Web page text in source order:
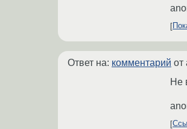
Ответ на: комментарий от
Не